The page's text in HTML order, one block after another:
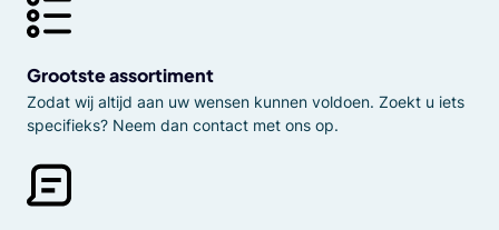
Grootste assortiment
Zodat wij altijd aan uw wensen kunnen voldoen. Zoekt u iets
specifieks? Neem dan contact met ons op.